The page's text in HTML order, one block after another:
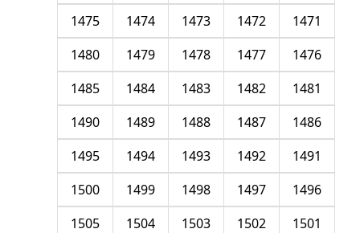
1471
1472
1473
1474
1475
1476
1477
1478
1479
1480
1481
1482
1483
1484
1485
1486
1487
1488
1489
1490
1491
1492
1493
1494
1495
1496
1497
1498
1499
1500
1501
1502
1503
1504
1505